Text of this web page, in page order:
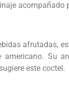
afrutadas,
americano. Su
este coctel.